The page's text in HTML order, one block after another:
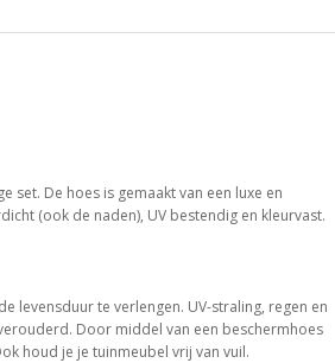
set. De hoes is gemaakt van een luxe en
(ook de naden), UV bestendig en kleurvast.
levensduur te verlengen. UV-straling, regen en
Door middel van een beschermhoes
houd je je tuinmeubel vrij van vuil.